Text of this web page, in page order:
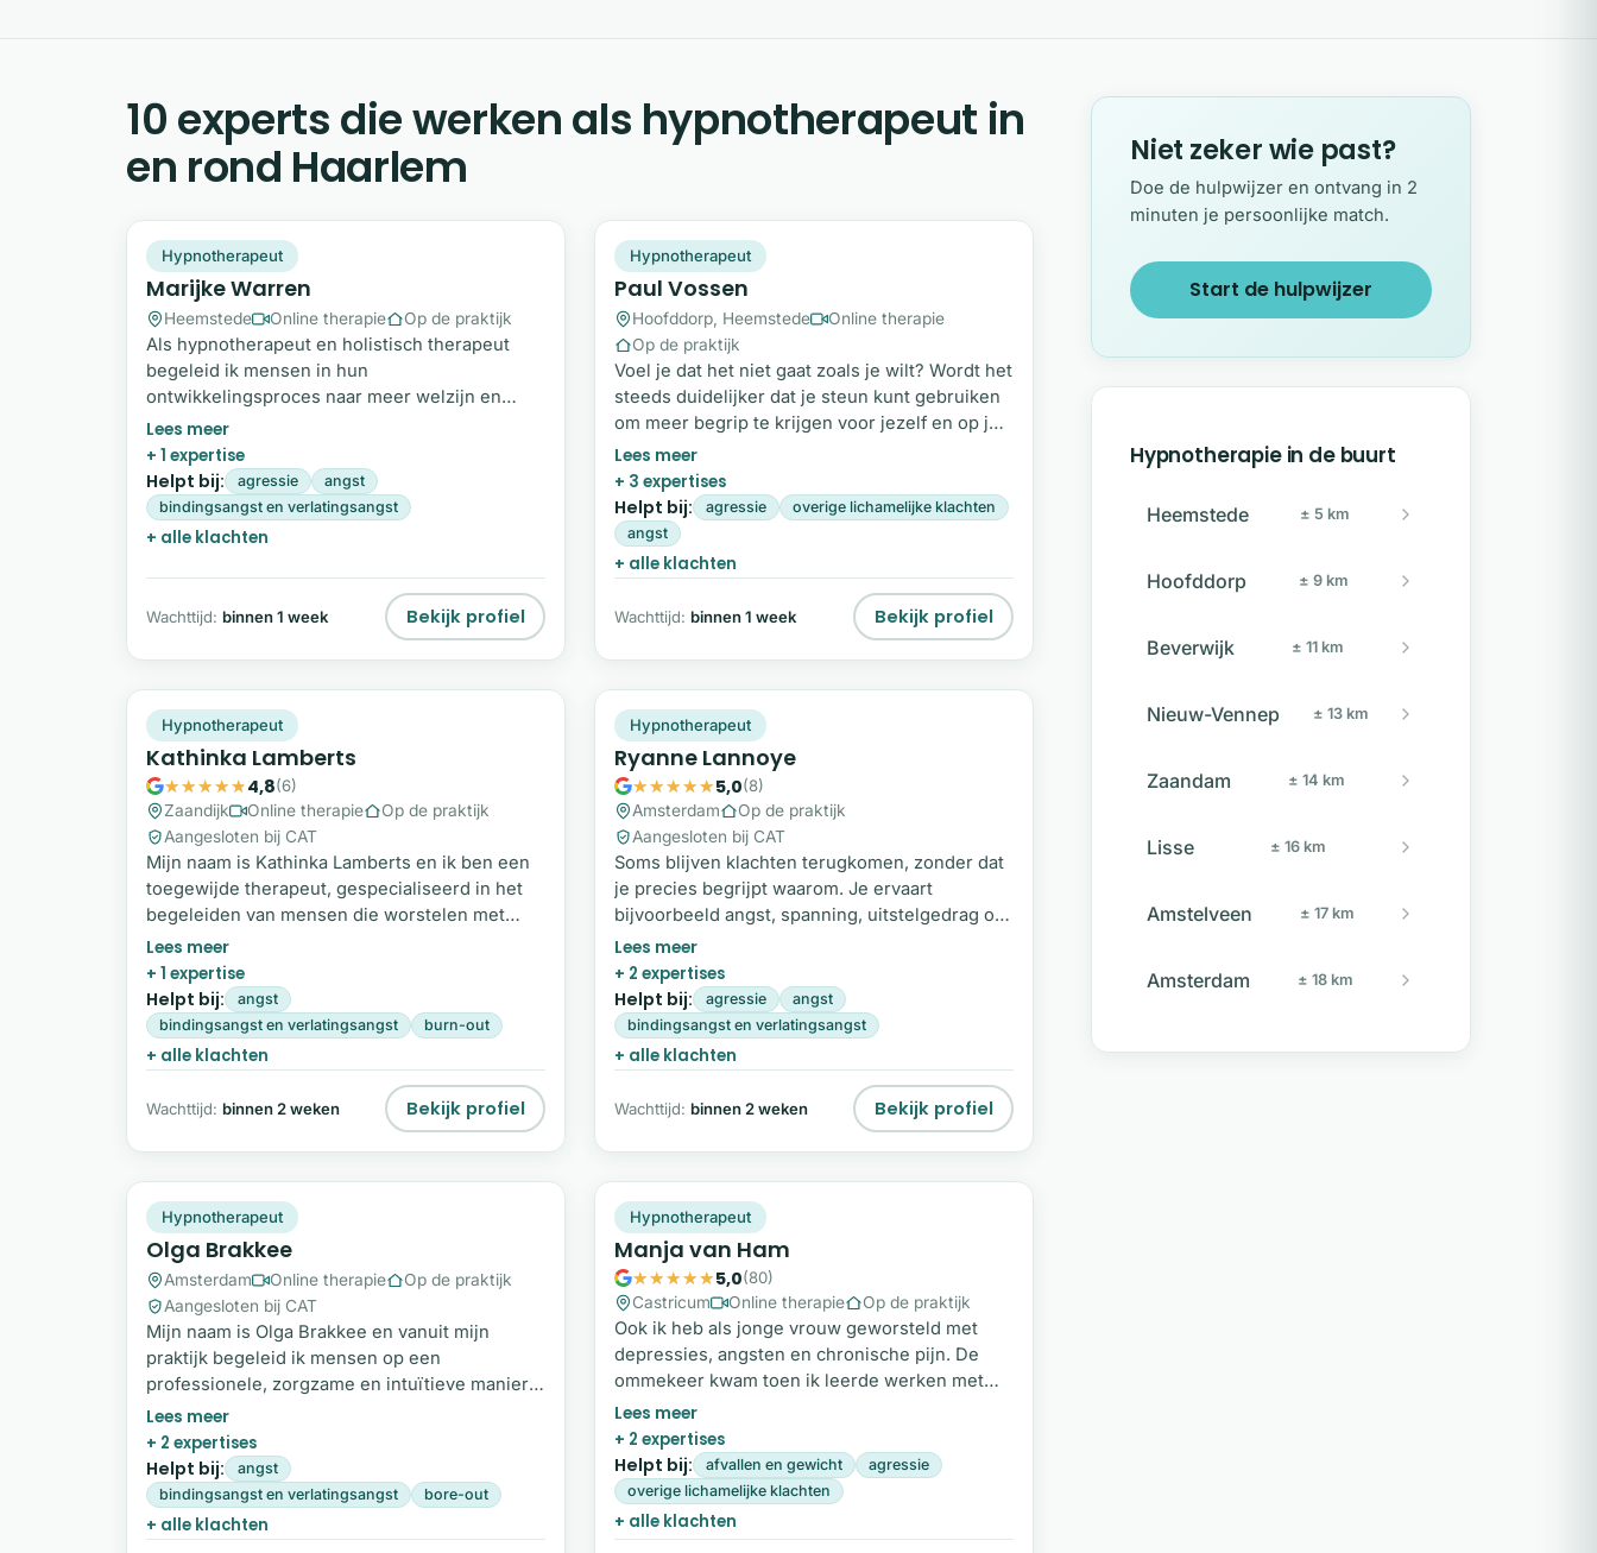
10 experts die werken als hypnotherapeut in
en rond Haarlem
Snel beschikbaar
Hypnotherapeut
Marijke Warren
Heemstede Online therapie Op de praktijk
Als hypnotherapeut en holistisch therapeut
begeleid ik mensen in hun
ontwikkelingsproces naar meer welzijn en
persoonlijke groei. Met een breed scala aan
technieken bied ik een compleet pakket om jou
te helpen je zelfvertrouwen te vergroten,
ongewenst gedrag los te laten en je weer
krachtig en ontspannen in je vel te voelen.
welzijn en persoonlijke groei. Vul het
contactformulier in, ik help je graag verder!
+ 1 expertise
Helpt bij: agressie
angst
bindingsangst en verlatingsangst
+ alle klachten
Wachttijd: binnen 1 week Bekijk profiel
Snel beschikbaar
Hypnotherapeut
Paul Vossen
Hoofddorp, Heemstede
Online therapie
Op de praktijk
Voel je dat het niet gaat zoals je wilt? Wordt het
steeds duidelijker dat je steun kunt gebruiken
om meer begrip te krijgen voor jezelf en op je
eigen tempo veranderingen te maken? Ik ben
er voor jou. Mijn naam is Paul Vossen. Na een
studie psychologie en een carrière in de IT,
ben ik een aantal jaar geleden teruggekeerd
naar mijn oorspronkelijke pad.
+ 3 expertises
Helpt bij: agressie
overige lichamelijke klachten
angst
+ alle klachten
Wachttijd: binnen 1 week Bekijk profiel
Plek beschikbaar
Hypnotherapeut
Kathinka Lamberts
4,8(6)
Zaandijk
Online therapie
Op de praktijk
Aangesloten bij CAT
Mijn naam is Kathinka Lamberts en ik ben een
toegewijde therapeut, gespecialiseerd in het
begeleiden van mensen die worstelen met
faalangst, somberheid en hardnekkige
patronen die hen belemmeren om vooruit te
gaan. Mijn aanpak kenmerkt zich door de
combinatie van hypnose, intuïtieve begeleiding
en mediumschap. Ik gebruik mijn ervaring,
kennis én intuïtie om jou helder, zacht en wijs
bij te staan. Ben je klaar om de eerste stap te
zetten?
+ 1 expertise
Helpt bij:
angst
bindingsangst en verlatingsangst
burn-out
+ alle klachten
Wachttijd: binnen 2 weken Bekijk profiel
Plek beschikbaar
Hypnotherapeut
Ryanne Lannoye
5,0(8)
Amsterdam
Op de praktijk
Aangesloten bij CAT
Soms blijven klachten terugkomen, zonder dat
je precies begrijpt waarom. Je ervaart
bijvoorbeeld angst, spanning, uitstelgedrag of
lichamelijke klachten die niet goed
verklaarbaar zijn. In veel gevallen ligt er een
diepere emotionele oorzaak onder, zoals
onverwerkte ervaringen of trauma. Met
hypnotherapie, EMDR en energetisch werk
help ik je om deze onderliggende patronen te
onderzoeken en te doorbreken.
+ 2 expertises
Helpt bij: agressie
angst
bindingsangst en verlatingsangst
+ alle klachten
Wachttijd: binnen 2 weken Bekijk profiel
Plek beschikbaar
Hypnotherapeut
Olga Brakkee
Amsterdam Online therapie
Op de praktijk
Aangesloten bij CAT
Mijn naam is Olga Brakkee en vanuit mijn
praktijk begeleid ik mensen op een
professionele, zorgzame en intuïtieve manier.
Met een specialisatie in hypnotherapie en
klanktherapie creëer ik een veilige ruimte voor
ontspanning, heling en persoonlijke groei. Ben
je klaar om te ontspannen, helen en groeien?
Neem vandaag nog contact op voor een
kennismaking. Over mij Als geboren en
+ 2 expertises
Helpt bij:
angst
bindingsangst en verlatingsangst
bore-out
+ alle klachten
Snel beschikbaar
Hypnotherapeut
Manja van Ham
5,0(80)
Castricum
Online therapie Op de praktijk
Ook ik heb als jonge vrouw geworsteld met
depressies, angsten en chronische pijn. De
ommekeer kwam toen ik leerde werken met
mijn onderbewustzijn, een proces dat zorgde
voor blijvende verandering, innerlijke rust en
meer vrijheid. Nu begeleid ik anderen met
hypno-regressie, gericht op het vinden én
loslaten van de kern van hun probleem en het
creëren van nieuwe, helpende overtuigingen.
+ 2 expertises
Helpt bij: afvallen en gewicht
agressie
overige lichamelijke klachten
+ alle klachten
Niet zeker wie past?
Doe de hulpwijzer en ontvang in 2
minuten je persoonlijke match.
Start de hulpwijzer
Hypnotherapie in de buurt
Heemstede ± 5 km
Hoofddorp ± 9 km
Beverwijk ± 11 km
Nieuw-Vennep ± 13 km
Zaandam ± 14 km
Lisse ± 16 km
Amstelveen ± 17 km
Amsterdam ± 18 km